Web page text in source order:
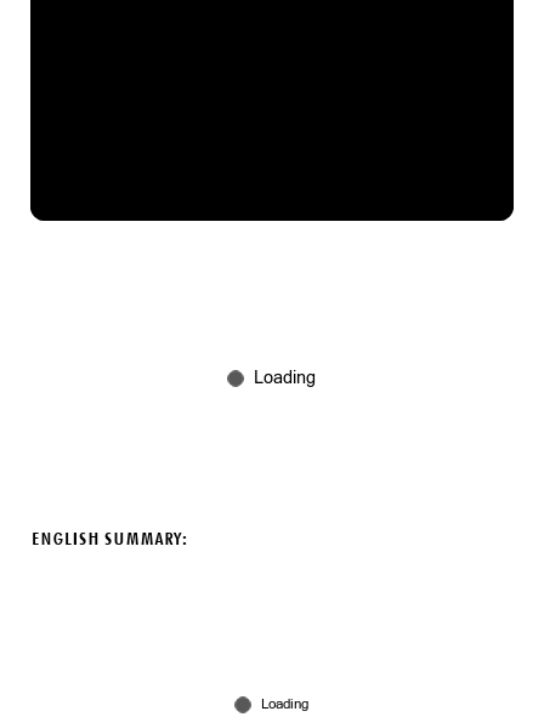
ENGLISH SUMMARY: